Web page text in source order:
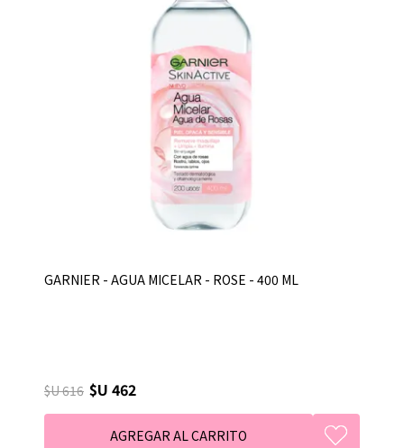
GARNIER - AGUA MICELAR - ROSE - 400 ML
$U 616 $U 462